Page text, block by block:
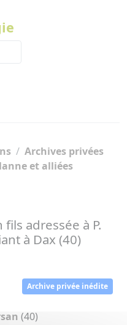
Archives privées
et alliées
adressée à P.
à Dax (40)
Archive privée inédite
(40)